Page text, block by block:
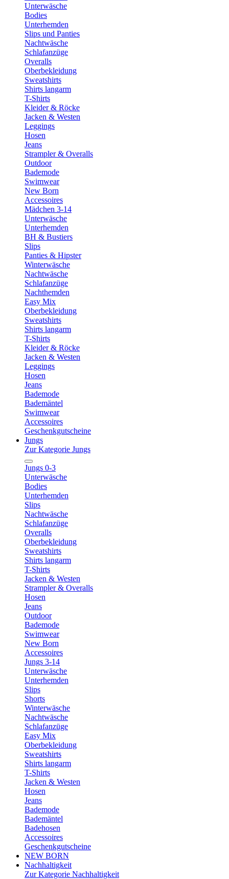
Unterwäsche
Bodies
Unterhemden
Slips und Panties
Nachtwäsche
Schlafanzüge
Overalls
Oberbekleidung
Sweatshirts
Shirts langarm
T-Shirts
Kleider & Röcke
Jacken & Westen
Leggings
Hosen
Jeans
Strampler & Overalls
Outdoor
Bademode
Swimwear
New Born
Accessoires
Mädchen 3-14
Unterwäsche
Unterhemden
BH & Bustiers
Slips
Panties & Hipster
Winterwäsche
Nachtwäsche
Schlafanzüge
Nachthemden
Easy Mix
Oberbekleidung
Sweatshirts
Shirts langarm
T-Shirts
Kleider & Röcke
Jacken & Westen
Leggings
Hosen
Jeans
Bademode
Bademäntel
Swimwear
Accessoires
Geschenkgutscheine
Jungs
Zur Kategorie Jungs
Jungs 0-3
Unterwäsche
Bodies
Unterhemden
Slips
Nachtwäsche
Schlafanzüge
Overalls
Oberbekleidung
Sweatshirts
Shirts langarm
T-Shirts
Jacken & Westen
Strampler & Overalls
Hosen
Jeans
Outdoor
Bademode
Swimwear
New Born
Accessoires
Jungs 3-14
Unterwäsche
Unterhemden
Slips
Shorts
Winterwäsche
Nachtwäsche
Schlafanzüge
Easy Mix
Oberbekleidung
Sweatshirts
Shirts langarm
T-Shirts
Jacken & Westen
Hosen
Jeans
Bademode
Bademäntel
Badehosen
Accessoires
Geschenkgutscheine
NEW BORN
Nachhaltigkeit
Zur Kategorie Nachhaltigkeit